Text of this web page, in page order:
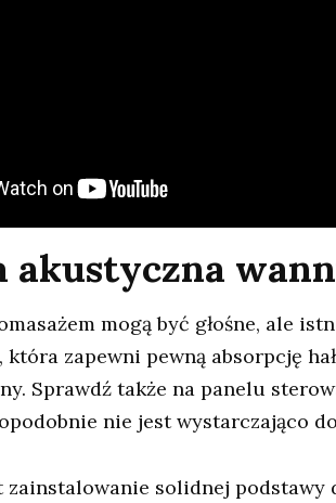
akustyczna
mogą być głośne, ale
która zapewni pewną absorpcję
Sprawdź także na panelu
nie jest wystarczająco
zainstalowanie solidnej podstawy